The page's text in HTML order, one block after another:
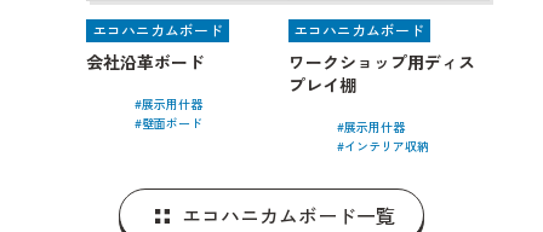
エコハニカムボード
会社沿革ボード
展示用什器
壁面ボード
エコハニカムボード
ワークショップ用ディス
プレイ棚
展示用什器
インテリア収納
エコハニカムボード一覧